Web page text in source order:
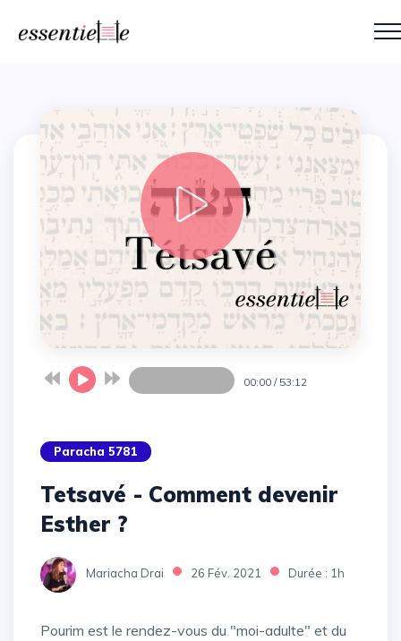
00:00 / 53:12
Paracha 5781
Tetsavé - Comment devenir
Esther ?
Mariacha Drai 26 Fév. 2021 Durée : 1h
Pourim est le rendez-vous du "moi-adulte" et du